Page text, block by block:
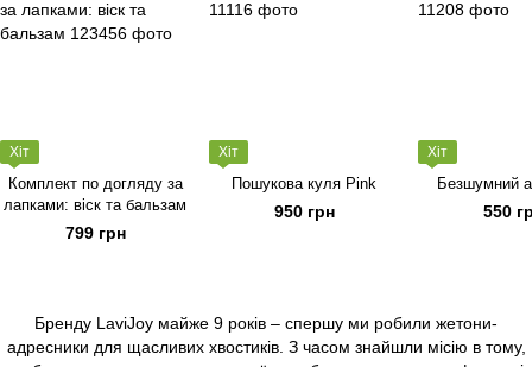
Хіт
Комплект по догляду за
лапками: віск та бальзам
799 грн
Хіт
Пошукова куля Pink
950 грн
Хіт
Безшумний
550
Бренду LaviJoy майже 9 років – спершу ми робили жетони-
адресники для щасливих хвостиків. З часом знайшли місію в тому,